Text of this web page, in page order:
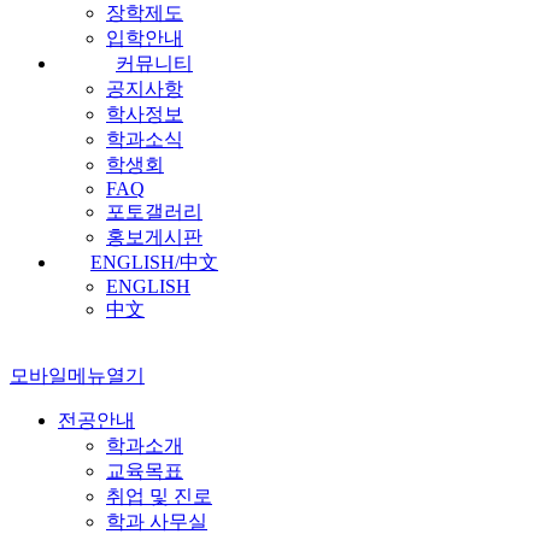
장학제도
입학안내
커뮤니티
공지사항
학사정보
학과소식
학생회
FAQ
포토갤러리
홍보게시판
ENGLISH/中文
ENGLISH
中文
모바일메뉴열기
전공안내
학과소개
교육목표
취업 및 진로
학과 사무실